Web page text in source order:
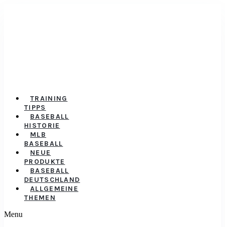
TRAINING
TIPPS
BASEBALL
HISTORIE
MLB
BASEBALL
NEUE
PRODUKTE
BASEBALL
DEUTSCHLAND
ALLGEMEINE
THEMEN
Menu